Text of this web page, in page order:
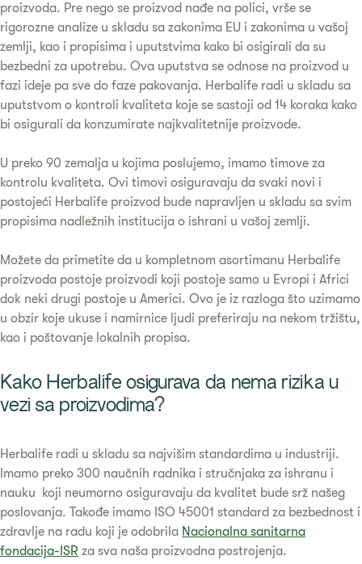
proizvoda. Pre nego se proizvod nađe na polici, vrše se
rigorozne analize u skladu sa zakonima EU i zakonima u vašoj
zemlji, kao i propisima i uputstvima kako bi osigirali da su
bezbedni za upotrebu. Ova uputstva se odnose na proizvod u
fazi ideje pa sve do faze pakovanja. Herbalife radi u skladu sa
uputstvom o kontroli kvaliteta koje se sastoji od 14 koraka kako
bi osigurali da konzumirate najkvalitetnije proizvode.
U preko 90 zemalja u kojima poslujemo, imamo timove za
kontrolu kvaliteta. Ovi timovi osiguravaju da svaki novi i
postojeći Herbalife proizvod bude napravljen u skladu sa svim
propisima nadležnih institucija o ishrani u vašoj zemlji.
Možete da primetite da u kompletnom asortimanu Herbalife
proizvoda postoje proizvodi koji postoje samo u Evropi i Africi
dok neki drugi postoje u Americi. Ovo je iz razloga što uzimamo
u obzir koje ukuse i namirnice ljudi preferiraju na nekom tržištu,
kao i poštovanje lokalnih propisa.
Kako Herbalife osigurava da nema rizika u
vezi sa proizvodima?
Herbalife radi u skladu sa najvišim standardima u industriji.
Imamo preko 300 naučnih radnika i stručnjaka za ishranu i
nauku koji neumorno osiguravaju da kvalitet bude srž našeg
poslovanja. Takođe imamo ISO 45001 standard za bezbednost i
zdravlje na radu koji je odobrila Nacionalna sanitarna
fondacija-ISR za sva naša proizvodna postrojenja.